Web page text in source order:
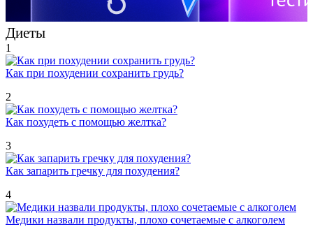
Диеты
1
Как при похудении сохранить грудь?
2
Как похудеть с помощью желтка?
3
Как запарить гречку для похудения?
4
Медики назвали продукты, плохо сочетаемые с алкоголем